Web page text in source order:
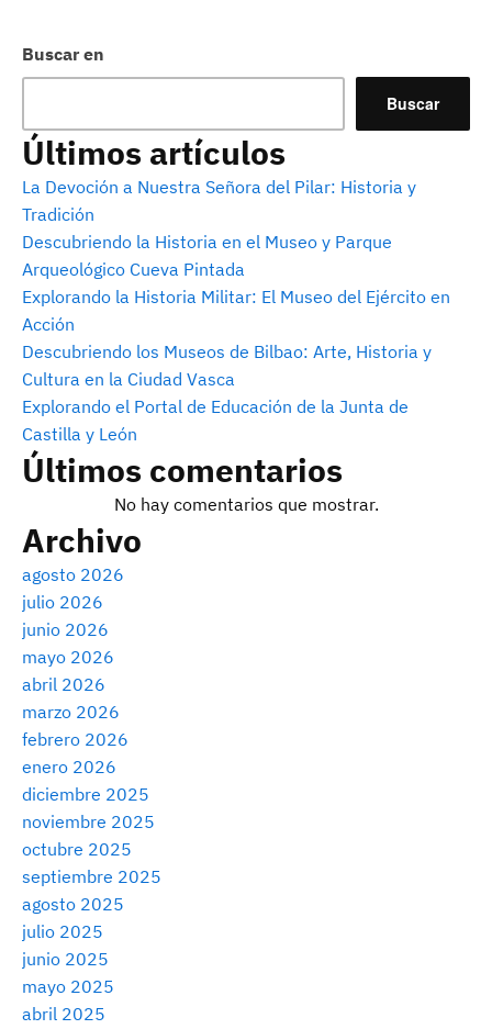
Buscar en
Buscar
Últimos artículos
La Devoción a Nuestra Señora del Pilar: Historia y
Tradición
Descubriendo la Historia en el Museo y Parque
Arqueológico Cueva Pintada
Explorando la Historia Militar: El Museo del Ejército en
Acción
Descubriendo los Museos de Bilbao: Arte, Historia y
Cultura en la Ciudad Vasca
Explorando el Portal de Educación de la Junta de
Castilla y León
Últimos comentarios
No hay comentarios que mostrar.
Archivo
agosto 2026
julio 2026
junio 2026
mayo 2026
abril 2026
marzo 2026
febrero 2026
enero 2026
diciembre 2025
noviembre 2025
octubre 2025
septiembre 2025
agosto 2025
julio 2025
junio 2025
mayo 2025
abril 2025